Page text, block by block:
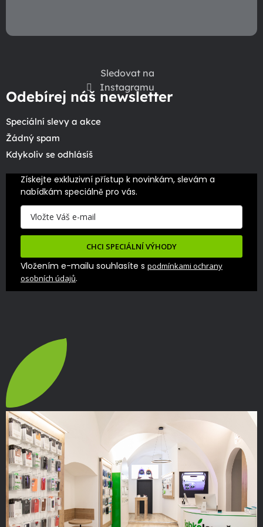
Sledovat na
Instagramu
Odebírej náš newsletter
Speciální slevy a akce
Žádný spam
Kdykoliv se odhlásíš
Získejte exkluzivní přístup k novinkám, slevám a
nabídkám speciálně pro vás.
CHCI SPECIÁLNÍ VÝHODY
Vložením e-mailu souhlasíte s podmínkami ochrany
osobních údajů.